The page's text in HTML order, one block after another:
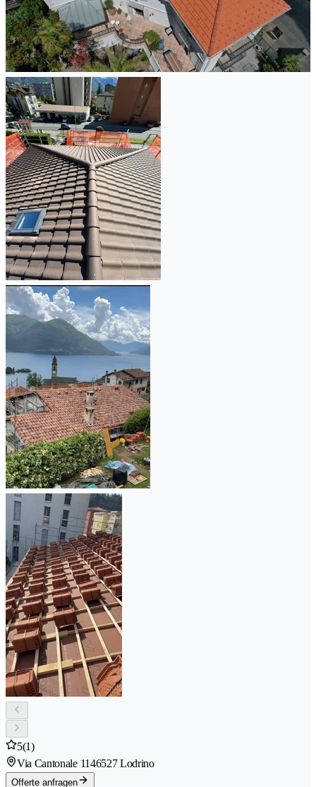
5(1)
Via Cantonale 1146527 Lodrino
Offerte anfragen